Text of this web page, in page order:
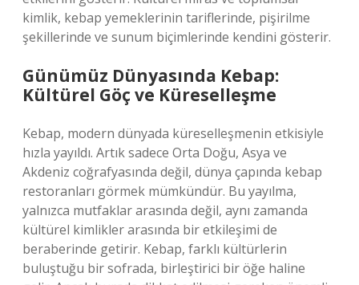
kimlik, kebap yemeklerinin tariflerinde, pişirilme
şekillerinde ve sunum biçimlerinde kendini gösterir.
Günümüz Dünyasında Kebap:
Kültürel Göç ve Küreselleşme
Kebap, modern dünyada küreselleşmenin etkisiyle
hızla yayıldı. Artık sadece Orta Doğu, Asya ve
Akdeniz coğrafyasında değil, dünya çapında kebap
restoranları görmek mümkündür. Bu yayılma,
yalnızca mutfaklar arasında değil, aynı zamanda
kültürel kimlikler arasında bir etkileşimi de
beraberinde getirir. Kebap, farklı kültürlerin
buluştuğu bir sofrada, birleştirici bir öğe haline